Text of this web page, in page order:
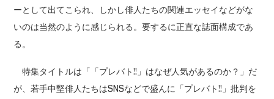
ーとして出てこられ、しかし俳人たちの関連エッセイなどがな
いのは当然のように感じられる。要するに正直な誌面構成であ
る。
特集タイトルは「「プレバト!!」はなぜ人気があるのか？」だ
が、若手中堅俳人たちはSNSなどで盛んに「プレバト!!」批判を